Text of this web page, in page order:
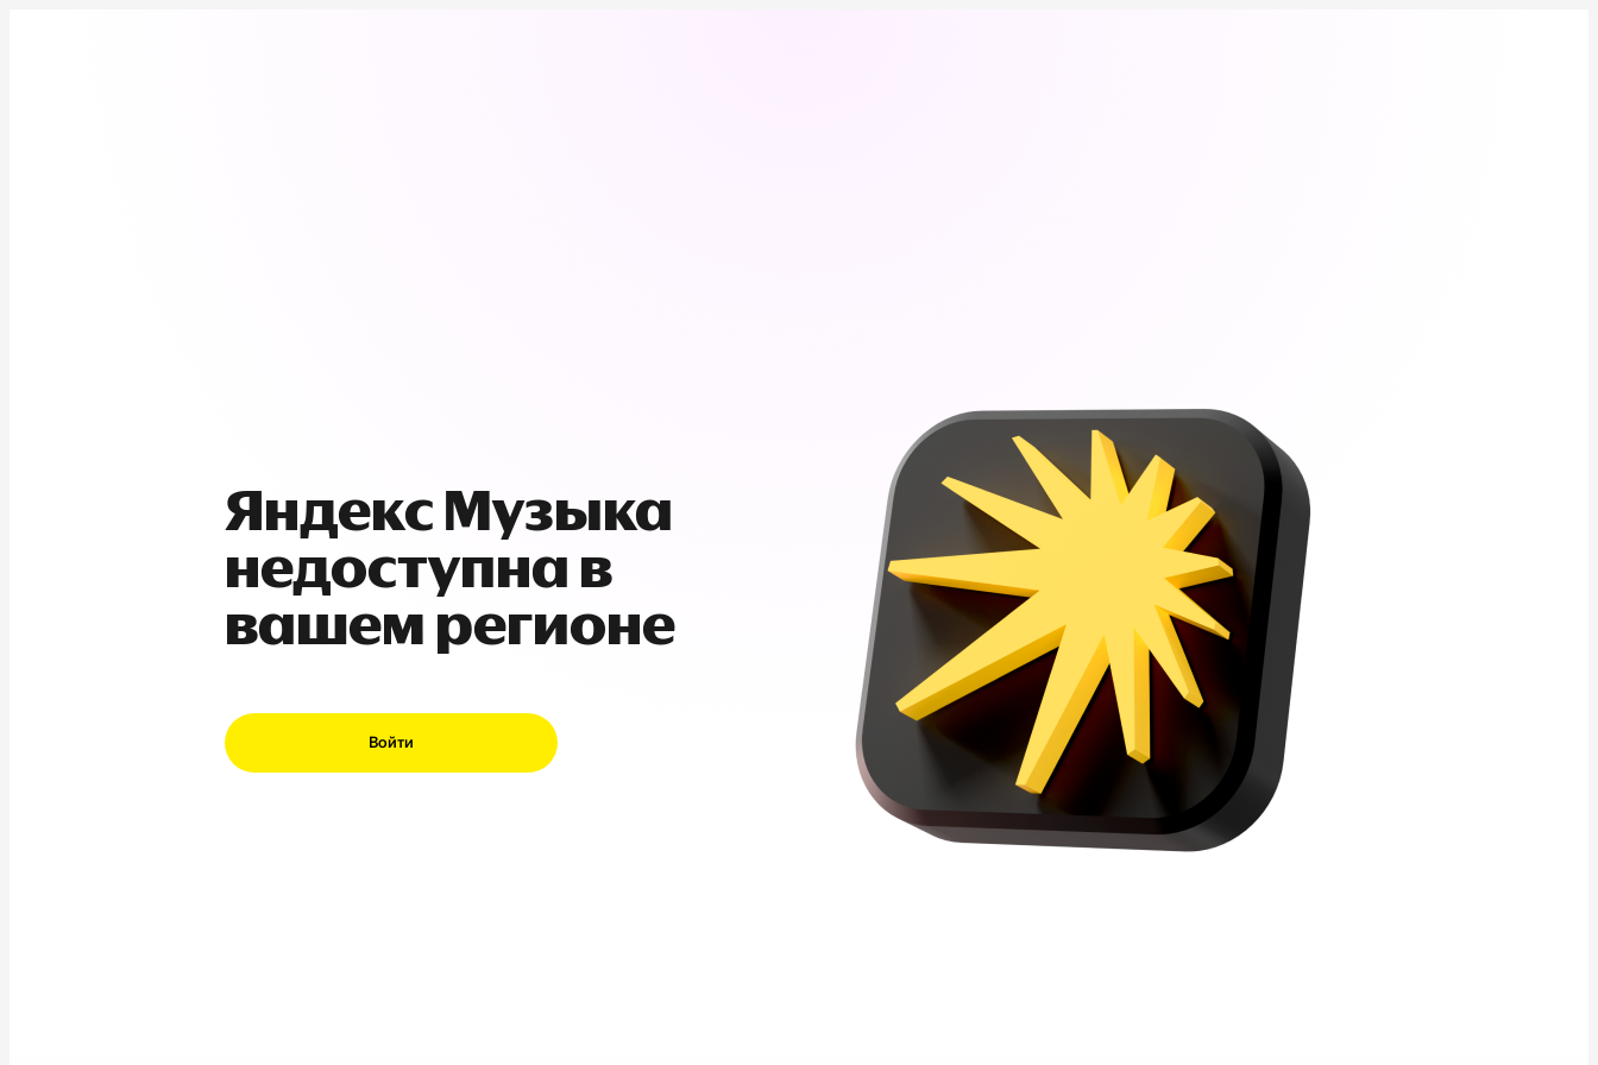
Яндекс Музыка
недоступна в
вашем регионе
Войти